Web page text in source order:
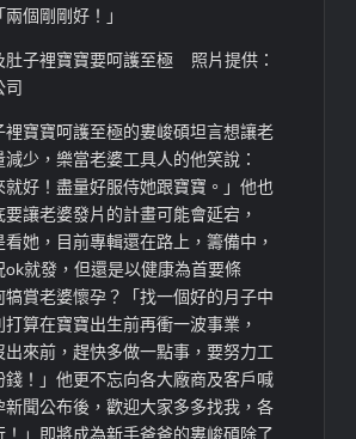
個剛剛好！」
肚子裡寶寶要呵護至極 照片提供：
司
裡寶寶呵護至極的婁峻碩坦言想讓老
少，樂當老婆工具人的他笑說：
就好！盡量好服侍她跟寶寶。」他也
讓老婆發片的計畫可能會延宕，
看她，目前專輯還在路上，籌備中，
ok就發，但還是以健康為首要條
賞老婆懷孕？「找一個好的月子中
算在寶寶出生前再衝一波事業，
出來前，趕快多做一點事，要努力工
錢！」他更不忘向各大廠商及客戶喊
新聞公布後，歡迎大家多多找我，各
」即將成為新手爸爸的婁峻碩除了